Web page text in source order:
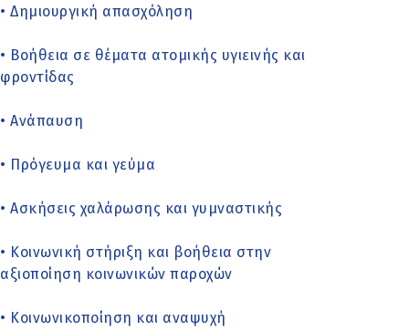
• Δημιουργική απασχόληση
• Βοήθεια σε θέματα ατομικής υγιεινής και
φροντίδας
• Ανάπαυση
• Πρόγευμα και γεύμα
• Ασκήσεις χαλάρωσης και γυμναστικής
• Κοινωνική στήριξη και βοήθεια στην
αξιοποίηση κοινωνικών παροχών
• Κοινωνικοποίηση και αναψυχή